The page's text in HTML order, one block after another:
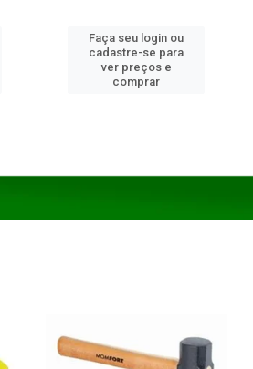
Faça seu login ou
cadastre-se para
ver preços e
comprar